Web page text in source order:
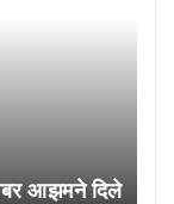
आझमने दिले